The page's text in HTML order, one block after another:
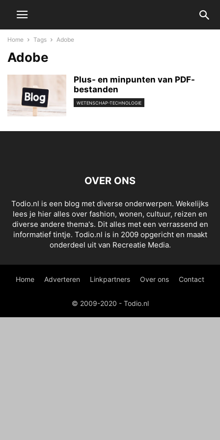
Home Tags Adobe
Adobe
Plus- en minpunten van PDF-
bestanden
WETENSCHAP-TECHNOLOGIE
OVER ONS
Todio.nl is een blog met diverse onderwerpen. Wekelijks
lees je hier alles over fashion, wonen, cultuur, reizen en
diverse andere thema's. Dit alles met een verrassend en
informatief tintje. Todio.nl is in 2009 opgericht en maakt
onderdeel uit van Recreatie Media.
Home Adverteren Linkpartners Over ons Contact
© 2009-2020 - Todio.nl